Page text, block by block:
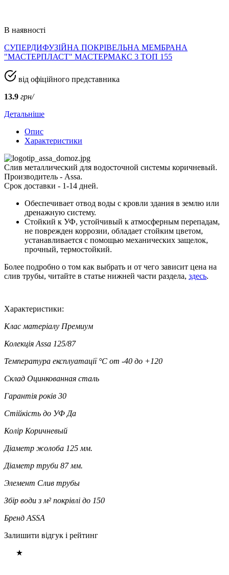
В наявності
СУПЕРДИФУЗІЙНА ПОКРІВЕЛЬНА МЕМБРАНА
"МАСТЕРПЛАСТ" МАСТЕРМАКС 3 ТОП 155
від офіційного представника
13.9 грн/
Детальніше
Опис
Характеристики
Слив металлический для водосточной системы коричневый.
Производитель - Assa.
Срок доставки - 1-14 дней.
Обеспечивает отвод воды с кровли здания в землю или
дренажную систему.
Стойкий к УФ, устойчивый к атмосферным перепадам,
не поврежден коррозии, обладает стойким цветом,
устанавливается с помощью механических защелок,
прочный, термостойкий.
Более подробно о том как выбрать и от чего зависит цена на
слив трубы, читайте в статье нижней части раздела, здесь.
Характеристики:
Клас матеріалу Премиум
Колекція Assa 125/87
Температура експлуатації °C от -40 до +120
Склад Оцинкованная сталь
Гарантія років 30
Стійкість до УФ Да
Колір Коричневый
Діаметр жолоба 125 мм.
Діаметр труби 87 мм.
Элемент Слив трубы
Збір води з м² покрівлі до 150
Бренд ASSA
Залишити відгук і рейтинг